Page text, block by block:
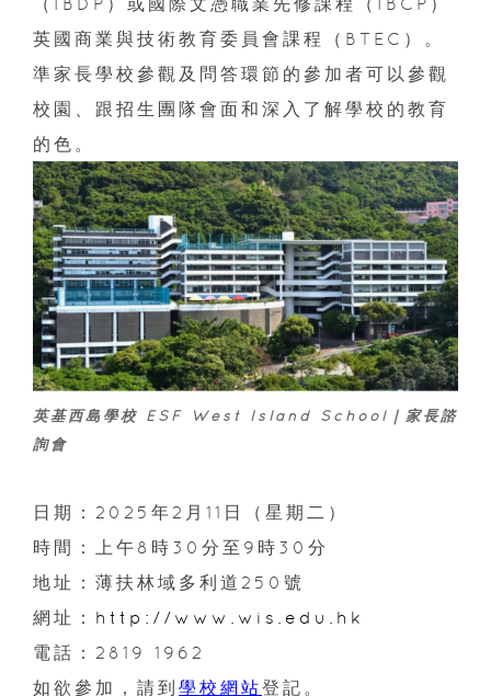
英國商業與技術教育委員會課程（BTEC）。
準家長學校參觀及問答環節的參加者可以參觀
校園、跟招生團隊會面和深入了解學校的教育
的色。
英基西島學校 ESF West Island School｜家長諮
詢會
日期：2025年2月11日（星期二）
時間：上午8時30分至9時30分
地址：薄扶林域多利道250號
網址： http://www.wis.edu.hk
電話：2819 1962
如欲參加，請到 學校網站登記。